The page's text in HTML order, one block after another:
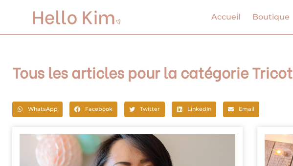
Accueil Boutique
Tous les articles pour la catégorie Tricot
WhatsApp Facebook Twitter LinkedIn Email